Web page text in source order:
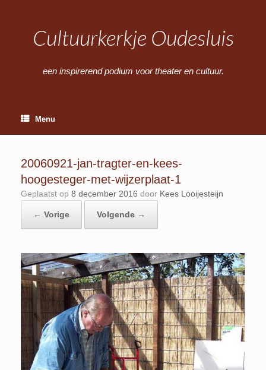
Cultuurkerkje Oudesluis
een inspirerend podium voor theater en cultuur.
Menu
20060921-jan-tragter-en-kees-
hoogesteger-met-wijzerplaat-1
Geplaatst op 8 december 2016 door Kees Looijesteijn
← Vorige Volgende →